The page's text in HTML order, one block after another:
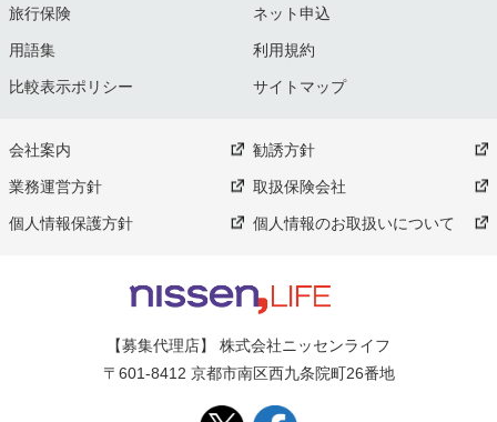
旅行保険 ネット申込
用語集 利用規約
比較表示ポリシー サイトマップ
会社案内 勧誘方針
業務運営方針 取扱保険会社
個人情報保護方針 個人情報のお取扱いについて
【募集代理店】 株式会社ニッセンライフ
〒601-8412 京都市南区西九条院町26番地